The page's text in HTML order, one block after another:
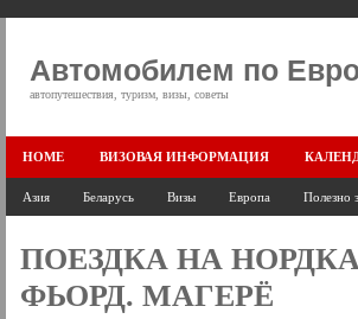
Автомобилем по
автопутешествия, туризм, визы, советы
HOME ВИЗОВАЯ ИНФОРМАЦИЯ
Азия Беларусь Визы Европа Полезно
ПОЕЗДКА НА
ФЬОРД. МАГЕРЁ